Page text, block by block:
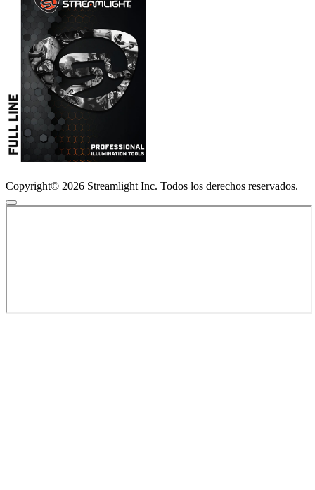
Copyright© 2026 Streamlight Inc. Todos los derechos reservados.